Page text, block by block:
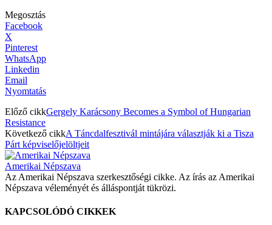
Megosztás
Facebook
X
Pinterest
WhatsApp
Linkedin
Email
Nyomtatás
Előző cikkGergely Karácsony Becomes a Symbol of Hungarian
Resistance
Következő cikkA Táncdalfesztivál mintájára választják ki a Tisza
Párt képviselőjelöltjeit
Amerikai Népszava
Az Amerikai Népszava szerkesztőségi cikke. Az írás az Amerikai
Népszava véleményét és álláspontját tükrözi.
KAPCSOLÓDÓ CIKKEK